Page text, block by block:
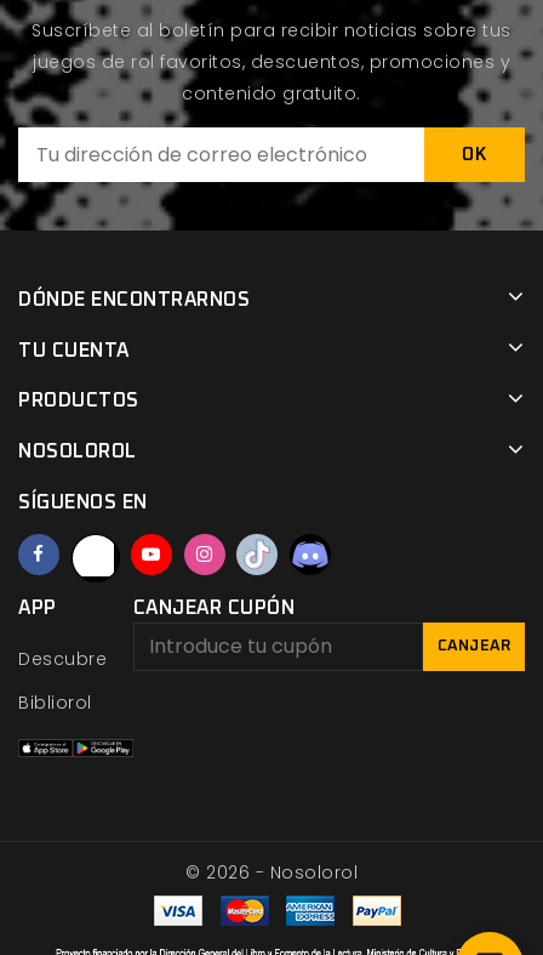
Suscríbete al boletín para recibir noticias sobre tus
juegos de rol favoritos, descuentos, promociones y
contenido gratuito.
DÓNDE ENCONTRARNOS
TU CUENTA
PRODUCTOS
NOSOLOROL
SÍGUENOS EN
APP
Descubre
Bibliorol
CANJEAR CUPÓN
CANJEAR
© 2026 - Nosolorol